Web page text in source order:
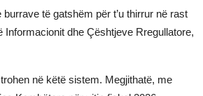
të gatshëm për t’u thirrur në rast
dhe Çështjeve Rregullatore,
në këtë sistem. Megjithatë, me